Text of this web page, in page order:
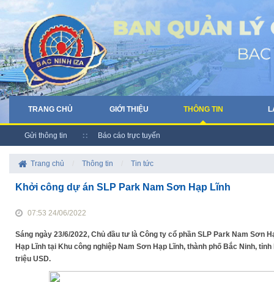
TRANG CHỦ GIỚI THIỆU THÔNG TIN
Gửi thông tin Báo cáo trực tuyến
Trang chủ Thông tin Tin tức
Khởi công dự án SLP Park Nam Sơn Hạp Lĩnh
07:53 24/06/2022
Sáng ngày 23/6/2022, Chủ đầu tư là Công ty cổ phần SLP Park Nam
Hạp Lĩnh tại Khu công nghiệp Nam Sơn Hạp Lĩnh, thành phố Bắc Ninh,
triệu USD.